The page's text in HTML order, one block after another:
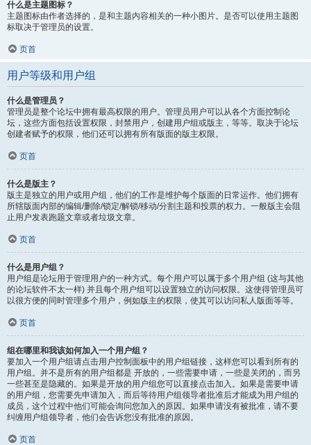
什么是主题图标？
主题图标由作者选择的，是和主题内容相关的一种小图片。是否可以使用主题图
标取决于管理员的设置。
页首
用户等级和用户组
什么是管理员？
管理员是整个论坛中拥有最高权限的用户。管理员用户可以从各个方面控制论
坛，这些方面包括设置权限，封禁用户，创建用户组或版主，等等。取决于论坛
创建者赋予的权限，他们还可以拥有所有版面的版主权限。
页首
什么是版主？
版主是独立的用户或用户组，他们的工作是维护每个版面的日常运作。他们拥有
所辖版面内部的编辑/删除/锁定/解锁/移动/分割主题和投票的权力。一般版主会阻
止用户发表跑题文章或者垃圾文章。
页首
什么是用户组？
用户组是论坛用于管理用户的一种方式。每个用户可以属于多个用户组 (这与其他
的论坛软件不太一样) 并且每个用户组可以设置独立的访问权限。这使得管理员可
以很方便的同时管理多个用户，例如版主的权限，使其可以访问私人版面等等。
页首
组在哪里和我该如何加入一个用户组？
要加入一个用户组请点击用户控制面板中的用户组链接，这样您可以看到所有的
用户组。并不是所有的用户组都是 开放的，一些需要申请，一些是关闭的，而另
一些甚至是隐藏的。如果是开放的用户组您可以直接点击加入。如果是需要申请
的用户组，您需要先申请加入，而后等待用户组领导者批准后才能成为用户组的
成员，这个过程中他们可能会询问您加入的原因。如果申请没有被批准，请不要
纠缠用户组领导者，他们会告诉您没有批准的原因。
页首